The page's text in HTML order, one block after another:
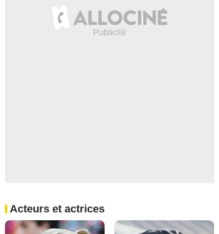
Acteurs et actrices